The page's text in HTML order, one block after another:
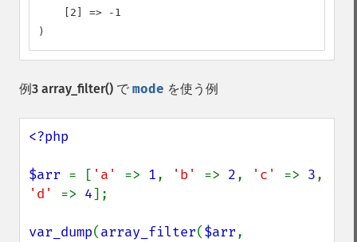
    [2] => -1
)
例3 array_filter() で mode を使う例
<?php
$arr = [ 'a' => 1, 'b' => 2, 'c' => 3
'd' => 4];
var_dump(array_filter($arr,